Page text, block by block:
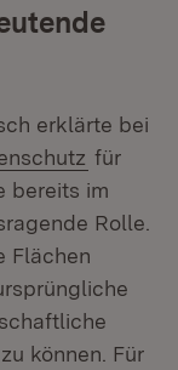
erklärte bei
(Öffnet
für
bereits im
Rolle.
Flächen
können. Für